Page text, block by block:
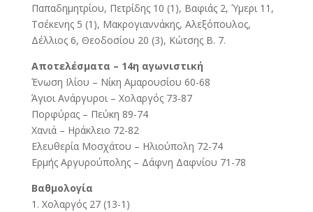
Παπαδημητρίου, Πετρίδης 10 (1), Βαφιάς 2, Ύμερι 11,
Τσέκενης 5 (1), Μακρογιαννάκης, Αλεξόπουλος,
Δέλλιος 6, Θεοδοσίου 20 (3), Κώτσης Β. 7.
Αποτελέσματα – 14η αγωνιστική
Ένωση Ιλίου – Νίκη Αμαρουσίου 60-68
Άγιοι Ανάργυροι – Χολαργός 73-87
Πορφύρας – Πεύκη 89-74
Χανιά – Ηράκλειο 72-82
Ελευθερία Μοσχάτου – Ηλιούπολη 72-74
Ερμής Αργυρούπολης – Δάφνη Δαφνίου 71-78
Βαθμολογία
1. Χολαργός 27 (13-1)